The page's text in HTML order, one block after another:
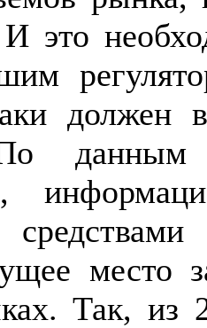
это
должен
данным
место
Так, из